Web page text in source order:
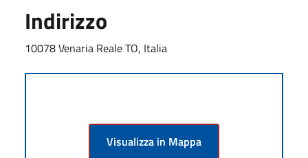
Indirizzo
10078 Venaria Reale TO, Italia
Visualizza in Mappa